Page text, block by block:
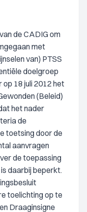
de CADIG om
met
van) PTSS
doelgroep
18 juli 2012 het
(Beleid)
het nader
de
toetsing door de
aanvragen
de toepassing
daarbij beperkt.
toelichting op te
Draaginsigne